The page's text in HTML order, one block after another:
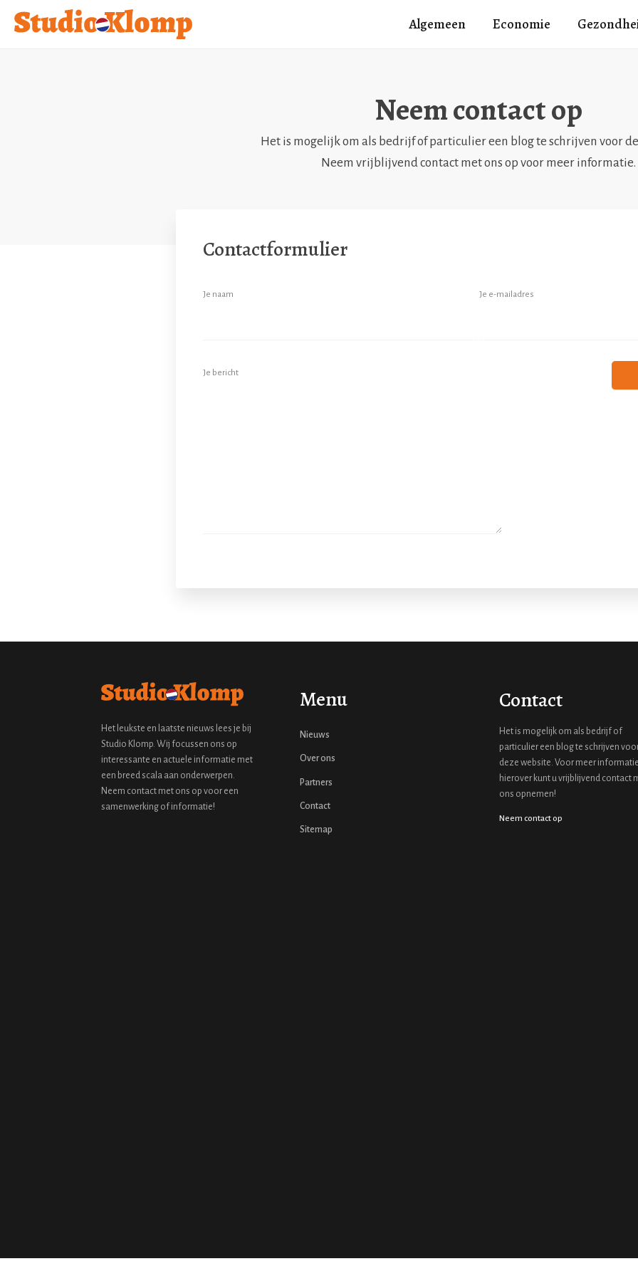
Algemeen Economie
Neem contact op
Het is mogelijk om als bedrijf of particulier een blog te schrijven voor
Neem vrijblijvend contact met ons op voor meer informatie.
Contactformulier
Je naam Je e-mailadres
Je bericht
Het leukste en laatste nieuws lees je bij
Studio Klomp. Wij focussen ons op
interessante en actuele informatie met
een breed scala aan onderwerpen.
Neem contact met ons op voor een
samenwerking of informatie!
Menu
Nieuws
Over ons
Partners
Contact
Sitemap
Contact
Het is mogelijk om als bedrijf of
particulier een blog te schrijven
deze website. Voor meer informatie
hierover kunt u vrijblijvend contact
ons opnemen!
Neem contact op